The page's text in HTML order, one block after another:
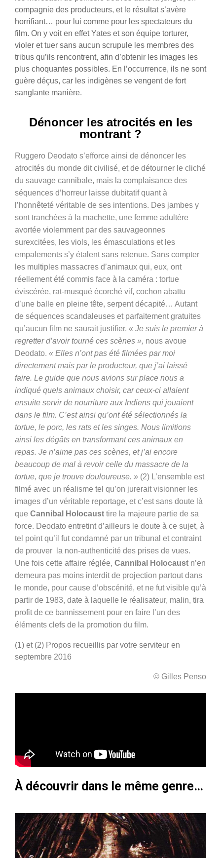
compagnie des producteurs, et le résultat s’avère
horrifiant… pour lui comme pour les spectateurs du
film. On y voit en effet Yates et son équipe torturer,
violer et tuer sans aucun scrupule les membres des
tribus qu’ils rencontrent, afin d’obtenir les images les
plus choquantes possibles. En l’occurrence, ils ne sont
guère déçus, car les indigènes se vengent de fort
sanglante manière.
Dénoncer les atrocités en les
montrant ?
Ruggero Deodato s’efforce ainsi de dénoncer les
atrocités du monde dit civilisé, et de détourner le cliché
du sauvage cannibale, mais la complaisance des
séquences d’horreur laisse dubitatif quant à
l’honnêteté véritable de ses intentions. Des jambes y
sont tranchées à la machette, une femme adultère
avortée violemment par des sauvageonnes
surexcitées, les viols, les émasculations et les
empalements s’y étalent sans retenue. Sans compter
les multiples massacres d’animaux qui, eux, ont
réellement été commis face à la caméra : tortue
éviscérée, rat-musqué écorché vif, cochon abattu
d’une balle en pleine tête, serpent décapité… Autant
de séquences scandaleuses et parfaitement gratuites
qu’aucun film ne saurait justifier. « Je suis le premier à
regretter d’avoir tourné ces scènes », nous avoue
Deodato. « Elles n’ont pas été filmées par moi
directement mais par le producteur, que j’ai laissé
faire. Le guide que nous avions sur place nous a
indiqué quels animaux choisir, car ceux-ci allaient
ensuite servir de nourriture aux Indiens qui jouaient
dans le film. C’est ainsi qu’ont été sélectionnés la
tortue, le porc, les rats et les singes. Nous limitions
ainsi les dégâts en transformant ces animaux en
repas. Je n’aime pas ces scènes, et j’ai encore
beaucoup de mal à revoir celle du massacre de la
tortue, que je trouve douloureuse. » (2) L’ensemble est
filmé avec un réalisme tel qu’on jurerait visionner les
images d’un véritable reportage, et c’est sans doute là
que Cannibal Holocaust tire la majeure partie de sa
force. Deodato entretint d’ailleurs le doute à ce sujet, à
tel point qu’il fut condamné par un tribunal et contraint
de prouver la non-authenticité des prises de vues.
Une fois cette affaire réglée, Cannibal Holocaust n’en
demeura pas moins interdit de projection partout dans
le monde, pour cause d’obscénité, et ne fut visible qu’à
partir de 1983, date à laquelle le réalisateur, malin, tira
profit de ce bannissement pour en faire l’un des
éléments clefs de la promotion du film.
(1) et (2) Propos recueillis par votre serviteur en
septembre 2016
© Gilles Penso
À découvrir dans le même genre…